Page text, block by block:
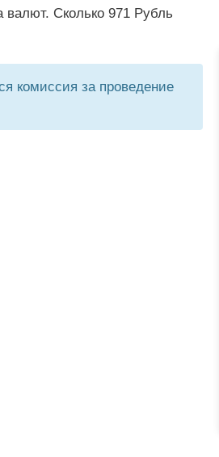
валют. Сколько 971 Рубль
комиссия за проведение